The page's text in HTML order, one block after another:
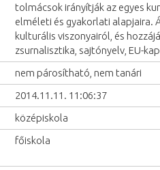
tolmácsok irányítják az egyes
elméleti és gyakorlati alapjaira.
kulturális viszonyairól, és
zsurnalisztika, sajtónyelv, EU-
nem párosítható, nem tanári
2014.11.11. 11:06:37
középiskola
főiskola